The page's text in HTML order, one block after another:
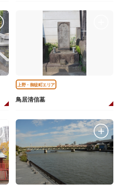
上野・御徒町エリア
鳥居清信墓